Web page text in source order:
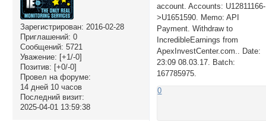
Зарегистрирован: 2016-02-28
Приглашений: 0
Сообщений: 5721
Уважение: [+1/-0]
Позитив: [+0/-0]
Провел на форуме:
14 дней 10 часов
Последний визит:
2025-04-01 13:59:38
account. Accounts: U12811166-
>U1651590. Memo: API
Payment. Withdraw to
IncredibleEarnings from
ApexInvestCenter.com.. Date:
23:09 08.03.17. Batch:
167785975.
0